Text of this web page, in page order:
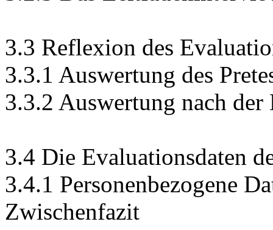
3.3 Reflexion des
3.3.1 Auswertung des
3.3.2 Auswertung nach der
3.4 Die Evaluationsdaten
3.4.1 Personenbezogene
Zwischenfazit